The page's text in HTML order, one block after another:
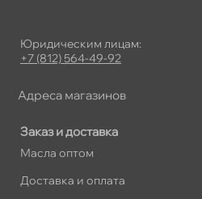
Заказ и доставка
Масла оптом
Доставка и оплата
Юридическим лицам:
+7 (812) 564-49-92
Адреса магазино